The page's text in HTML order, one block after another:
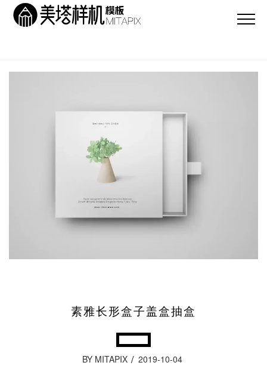
素雅长形盒子盖盒抽盒
BY MITAPIX 2019-10-04